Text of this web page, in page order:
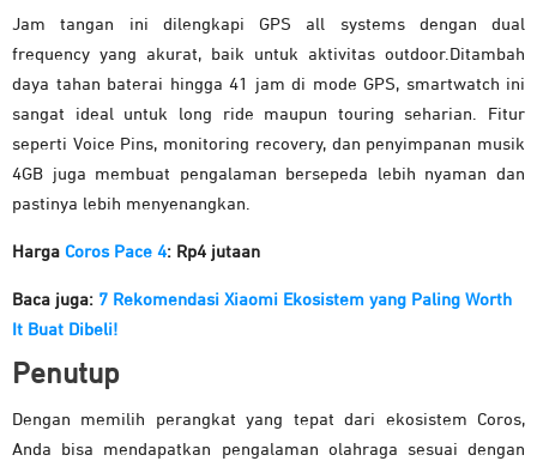
Jam tangan ini dilengkapi GPS all systems dengan dual
frequency yang akurat, baik untuk aktivitas outdoor.Ditambah
daya tahan baterai hingga 41 jam di mode GPS, smartwatch ini
sangat ideal untuk long ride maupun touring seharian. Fitur
seperti Voice Pins, monitoring recovery, dan penyimpanan musik
4GB juga membuat pengalaman bersepeda lebih nyaman dan
pastinya lebih menyenangkan.
Harga Coros Pace 4: Rp4 jutaan
Baca juga: 7 Rekomendasi Xiaomi Ekosistem yang Paling Worth
It Buat Dibeli!
Penutup
Dengan memilih perangkat yang tepat dari ekosistem Coros,
Anda bisa mendapatkan pengalaman olahraga sesuai dengan